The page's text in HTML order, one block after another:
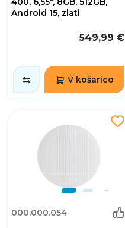
Android 15, zlati
549,99 €
V košarico
000.000.054